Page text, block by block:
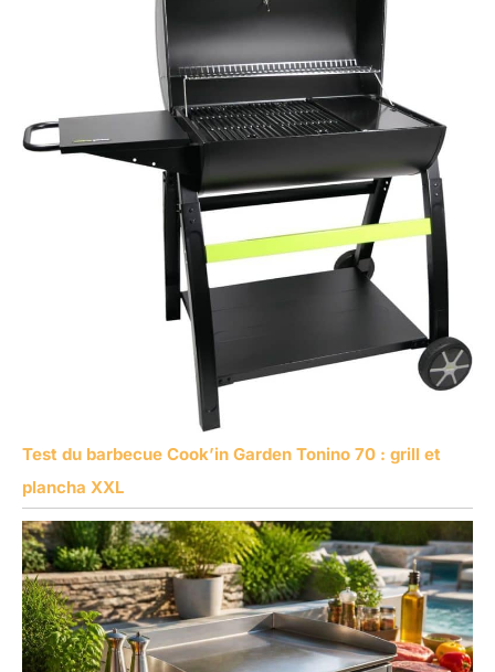
Test du barbecue Cook’in Garden Tonino 70 : grill et
plancha XXL